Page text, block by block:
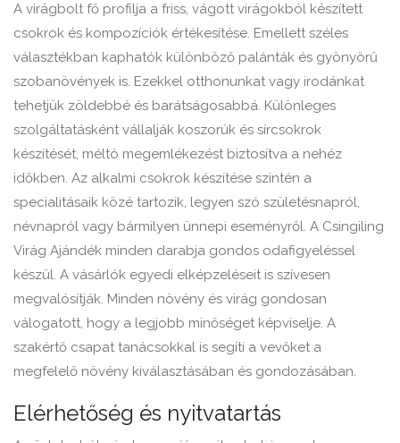
A virágbolt fő profilja a friss, vágott virágokból készített
csokrok és kompozíciók értékesítése. Emellett széles
választékban kaphatók különböző palánták és gyönyörű
szobanövények is. Ezekkel otthonunkat vagy irodánkat
tehetjük zöldebbé és barátságosabbá. Különleges
szolgáltatásként vállalják koszorúk és sírcsokrok
készítését, méltó megemlékezést biztosítva a nehéz
időkben. Az alkalmi csokrok készítése szintén a
specialitásaik közé tartozik, legyen szó születésnapról,
névnapról vagy bármilyen ünnepi eseményről. A Csingiling
Virág Ajándék minden darabja gondos odafigyeléssel
készül. A vásárlók egyedi elképzeléseit is szívesen
megvalósítják. Minden növény és virág gondosan
válogatott, hogy a legjobb minőséget képviselje. A
szakértő csapat tanácsokkal is segíti a vevőket a
megfelelő növény kiválasztásában és gondozásában.
Elérhetőség és nyitvatartás